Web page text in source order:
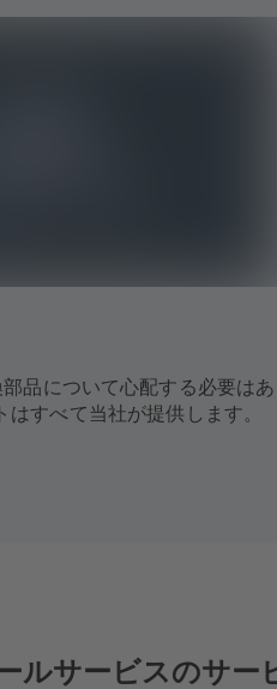
部品について心配する必要は
すべて当社が提供します。
ルサービスのサー